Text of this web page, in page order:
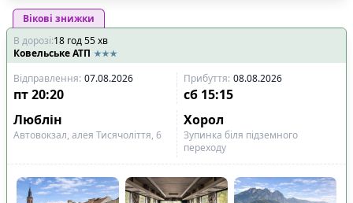
Вікові знижки
В дорозі:18 год55хв
Ковельське АТП
Відправлення: 07.08.2026 Прибуття: 08.08.2026
пт20:20 сб 15:15
Люблін
Хорол
Автовокзал, алея Тисячоліття, 6
Зупинка біля підземного
переходу